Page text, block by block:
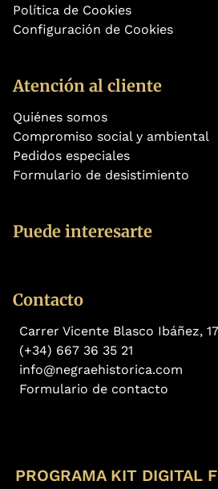
Política de Cookies
Configuración de Cookies
Atención al cliente
Quiénes somos
Compromiso social y ambiental
Pedidos especiales
Formulario de desistimiento
Puede interesarte
Contacto
Carrer Vicente Blasco Ibáñez,
(+34) 667 36 35 21
info@negraehistorica.com
Formulario de contacto
PROGRAMA KIT DIGITAL